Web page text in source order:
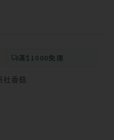
滿$1000免運
社香菇